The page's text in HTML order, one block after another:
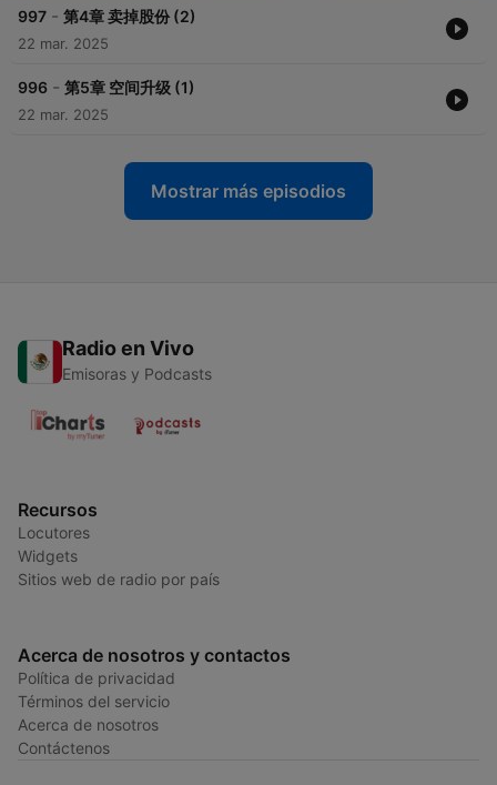
997 - 第4章 卖掉股份 (2)
22 mar. 2025
996 - 第5章 空间升级 (1)
22 mar. 2025
Mostrar más episodios
Radio en Vivo
Emisoras y Podcasts
Recursos
Locutores
Widgets
Sitios web de radio por país
Acerca de nosotros y contactos
Política de privacidad
Términos del servicio
Acerca de nosotros
Contáctenos